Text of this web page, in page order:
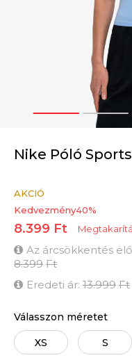
1 2
Nike Póló
AKCIÓ
Kedvezmény40%
8.399 Ft
Az árcsökkentés
8.399 Ft
Eredeti ár: 13.999 Ft
Válasszon méretet
XS S